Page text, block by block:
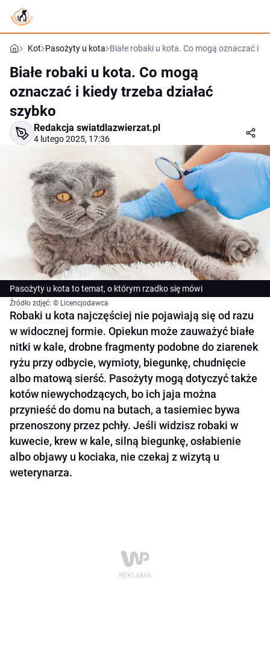
Kot Pasożyty u kota Białe robaki u kota. Co mogą oznaczać i
Białe robaki u kota. Co mogą
oznaczać i kiedy trzeba działać
szybko
Redakcja swiatdlazwierzat.pl
4 lutego 2025, 17:36
Pasożyty u kota to temat, o którym rzadko się mówi
Źródło zdjęć: © Licencjodawca
Robaki u kota najczęściej nie pojawiają się od razu
w widocznej formie. Opiekun może zauważyć białe
nitki w kale, drobne fragmenty podobne do ziarenek
ryżu przy odbycie, wymioty, biegunkę, chudnięcie
albo matową sierść. Pasożyty mogą dotyczyć także
kotów niewychodzących, bo ich jaja można
przynieść do domu na butach, a tasiemiec bywa
przenoszony przez pchły. Jeśli widzisz robaki w
kuwecie, krew w kale, silną biegunkę, osłabienie
albo objawy u kociaka, nie czekaj z wizytą u
weterynarza.